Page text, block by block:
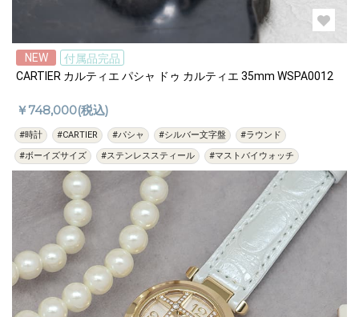
NEW
付属品完品
CARTIER カルティエ パシャ ドゥ カルティエ 35mm WSPA0012
￥748,000(税込)
#時計 #CARTIER #パシャ #シルバー文字盤
#ラウンド
#ボーイズサイズ
#ステンレススティール #マストバイウォッチ